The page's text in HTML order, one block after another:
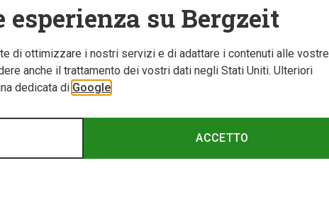
su Bergzeit
di ottimizzare i nostri servizi e di adattare i contenuti alle vostre
anche il trattamento dei vostri dati negli Stati Uniti. Ulteriori
dedicata di Google
ACCETTO